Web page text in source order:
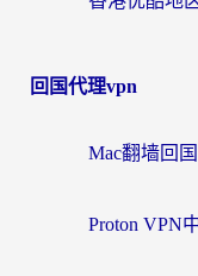
回国代理vpn